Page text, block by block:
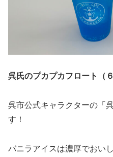
呉氏のプカプカフロート（６
呉市公式キャラクターの「
す！
バニラアイスは濃厚でおい